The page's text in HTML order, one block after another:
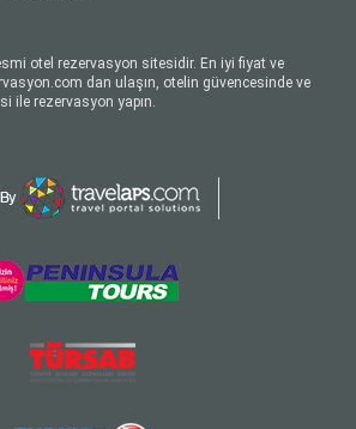
otel rezervasyon sitesidir. En iyi fiyat ve
dan ulaşın, otelin güvencesinde ve
ile rezervasyon yapın.